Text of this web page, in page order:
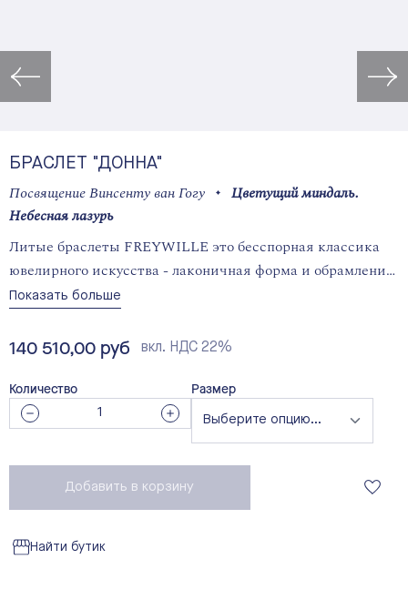
БРАСЛЕТ "ДОННА"
Посвящение Винсенту ван Гогу
Цветущий миндаль.
Небесная лазурь
Литые браслеты FREYWILLE это бесспорная классика
ювелирного искусства - лаконичная форма и обрамление
из драгоценной эмали с нанесением одного из
залогом истинной элегантности.
Показать больше
140 510,00 руб вкл. НДС 22%
Количество Размер
Добавить в корзину
Найти бутик